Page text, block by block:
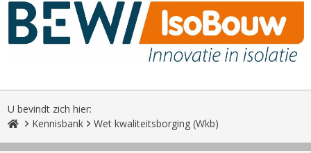
U bevindt zich hier:
Kennisbank
Wet kwaliteitsborging (Wkb)